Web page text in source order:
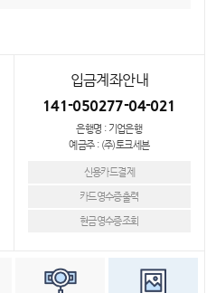
입금계좌안내
141-050277-04-021
은행명 : 기업은행
예금주 : (주)토크세븐
신용카드결제
카드영수증출력
현금영수증조회